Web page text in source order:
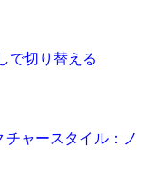
で切り替える
ャースタイル：ノ